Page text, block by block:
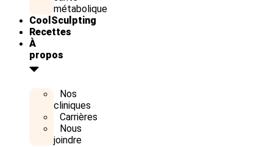
métabolique
CoolSculpting
Recettes
À
propos
Nos
cliniques
Carrières
Nous
joindre